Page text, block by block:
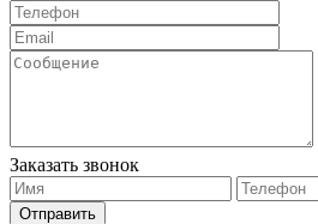
Заказать звонок
Отправить